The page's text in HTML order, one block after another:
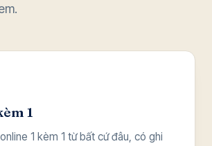
1
1 kèm 1 từ bất cứ đâu, có ghi